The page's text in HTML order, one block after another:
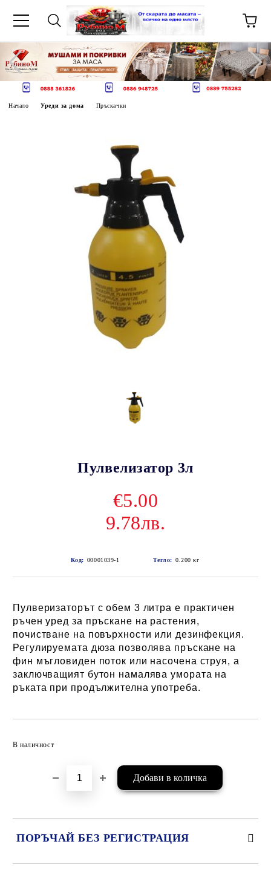
Начало Уреди за дома Пръскачки
Пулвелизатор 3л
€5.00
9.78лв.
Код: 00001039-1 Тегло: 0.200 кг
Пулверизаторът с обем 3 литра е практичен
ръчен уред за пръскане на растения,
почистване на повърхности или дезинфекция.
Регулируемата дюза позволява пръскане на
фин мъгловиден поток или насочена струя, а
заключващият бутон намалява умората на
ръката при продължителна употреба.
В наличност
ПОРЪЧАЙ БЕЗ РЕГИСТРАЦИЯ